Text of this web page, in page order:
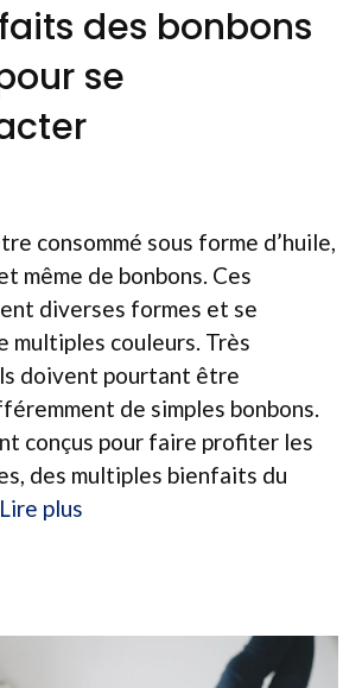
des bonbons
se
consommé sous forme d’huile,
même de bonbons. Ces
diverses formes et se
multiples couleurs. Très
doivent pourtant être
de simples bonbons.
conçus pour faire profiter les
des multiples bienfaits du
Lire plus